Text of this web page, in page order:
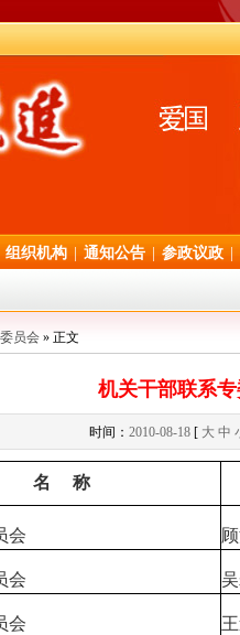
组织机构 通知公告 参政议政
员会 » 正文
机关干部联系
时间： 2010-08-18 [ 大 中
名 称
会
会
会